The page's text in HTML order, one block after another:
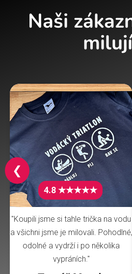
Naši
4.8 ★★★★★
"Koupili jsme si tahle trička na vodu
a všichni jsme je milovali. Pohodlné,
odolné a vydrží i po několika
vypráních."
❮